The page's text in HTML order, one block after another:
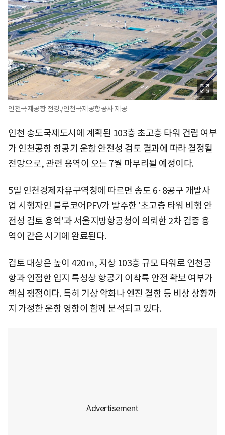
인천국제공항 전경./인천국제공항공사 제공
인천 송도국제도시에 계획된 103층 초고층 타워 건립 여부
가 인천공항 항공기 운항 안전성 검토 결과에 따라 결정될
전망으로, 관련 용역이 오는 7월 마무리될 예정이다.
5일 인천경제자유구역청에 따르면 송도 6·8공구 개발사
업 시행자인 블루코어PFV가 발주한 '초고층 타워 비행 안
전성 검토 용역'과 서울지방항공청이 의뢰한 2차 검증 용
역이 같은 시기에 완료된다.
검토 대상은 높이 420ｍ, 지상 103층 규모 타워로 인천공
항과 인접한 입지 특성상 항공기 이착륙 안전 확보 여부가
핵심 쟁점이다. 특히 기상 악화나 엔진 결함 등 비상 상황까
지 가정한 운항 영향이 함께 분석되고 있다.